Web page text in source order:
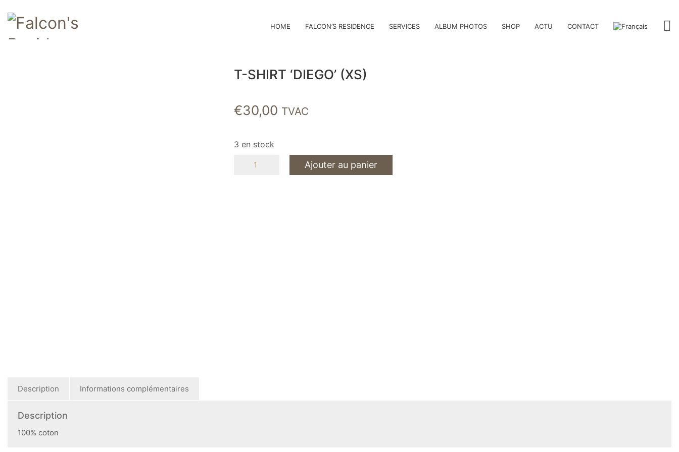
HOME FALCON’S RESIDENCE SERVICES ALBUM PHOTOS SHOP ACTU CONTACT
T-SHIRT ‘DIEGO’ (XS)
€30,00 TVAC
3 en stock
Ajouter au panier
Description Informations complémentaires
Description
100% coton